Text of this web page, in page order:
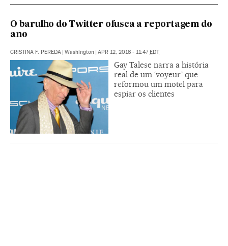
O barulho do Twitter ofusca a reportagem do
ano
CRISTINA F. PEREDA Washington APR 12, 2016 - 11:47 EDT
Gay Talese narra a história
real de um ‘voyeur’ que
reformou um motel para
espiar os clientes